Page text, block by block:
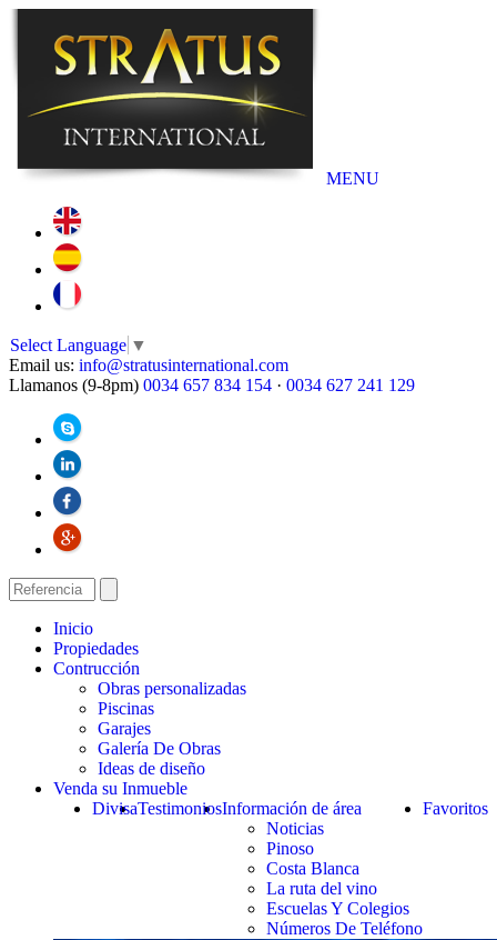
MENU
Select Language ▼
Email us: info@stratusinternational.com
Llamanos (9-8pm) 0034 657 834 154 · 0034 627 241 129
Inicio
Propiedades
Contrucción
Obras personalizadas
Piscinas
Garajes
Galería De Obras
Ideas de diseño
Venda su Inmueble
Favoritos
Información de área
Noticias
Pinoso
Costa Blanca
La ruta del vino
Escuelas Y Colegios
Números De Teléfono
Testimonios
Divisa